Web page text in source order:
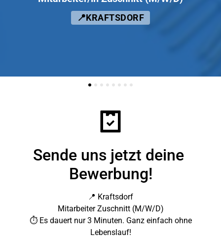
📍KRAFTSDORF
Sende uns jetzt deine
Bewerbung!
📍 Kraftsdorf
Mitarbeiter Zuschnitt (M/W/D)
Lebenslauf!